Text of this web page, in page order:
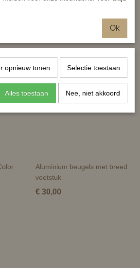
Aluminium beugels met breed
voetstuk
€ 30,00
Ok
opnieuw tonen Selectie toestaan
Alles toestaan Nee, niet akkoord